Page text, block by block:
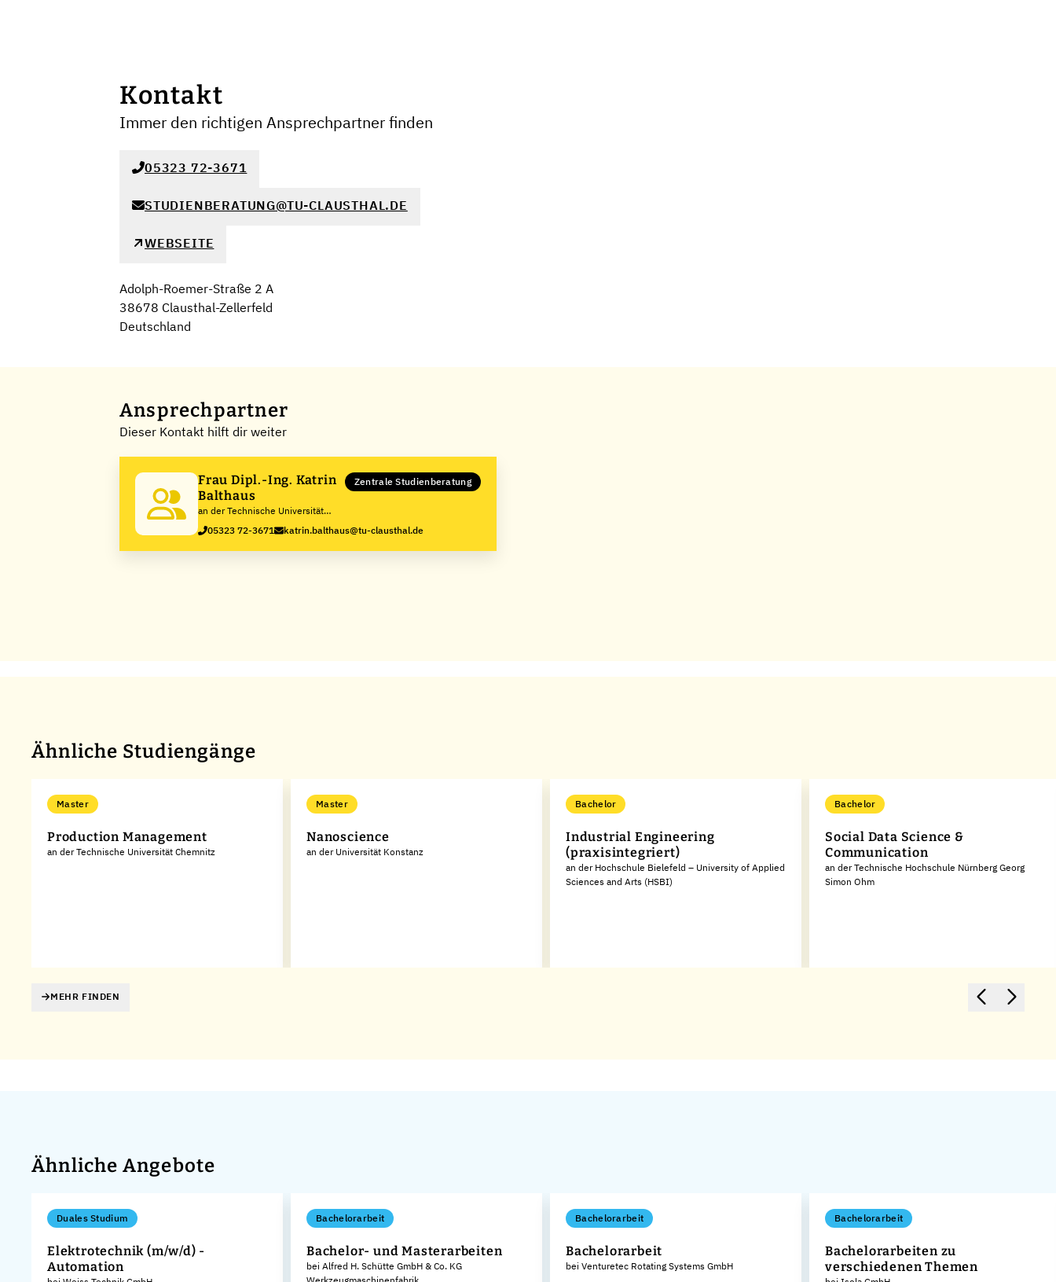
Kontakt
Immer den richtigen Ansprechpartner finden
05323 72-3671
STUDIENBERATUNG@TU-CLAUSTHAL.DE
WEBSEITE
Adolph-Roemer-Straße 2 A
38678 Clausthal-Zellerfeld
Deutschland
Ansprechpartner
Dieser Kontakt hilft dir weiter
Frau Dipl.-Ing. Katrin
Balthaus
an der Technische Universität
Clausthal
Zentrale Studienberatung
05323 72-3671 katrin.balthaus@tu-clausthal.de
Ähnliche Studiengänge
Master
Production Management
an der Technische Universität Chemnitz
Master
Nanoscience
an der Universität Konstanz
Bachelor
Industrial Engineering
(praxisintegriert)
an der Hochschule Bielefeld – University of Applied
Sciences and Arts (HSBI)
Bachelor
Social Data Science &
Communication
an der Technische Hochschule Nürnberg Georg
Simon Ohm
MEHR FINDEN
Ähnliche Angebote
Duales Studium
Elektrotechnik (m/w/d) -
Automation
Bachelorarbeit
Bachelor- und Masterarbeiten
bei Alfred H. Schütte GmbH & Co. KG
Bachelorarbeit
Bachelorarbeit
bei Venturetec Rotating Systems GmbH
Bachelorarbeit
Bachelorarbeiten zu
verschiedenen Themen